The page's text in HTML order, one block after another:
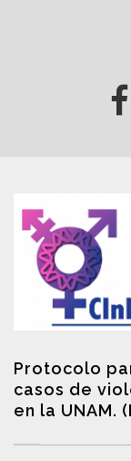
Protocolo
casos de
en la UNAM.